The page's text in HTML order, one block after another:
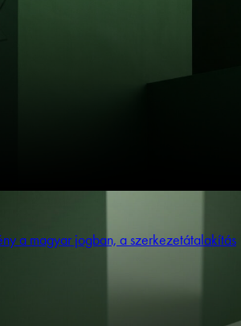
a magyar jogban, a szerkezetátalakítás